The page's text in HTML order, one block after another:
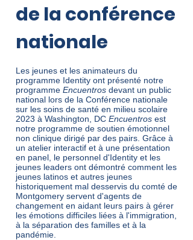
de la conférence
nationale
Les jeunes et les animateurs du
programme Identity ont présenté notre
programme Encuentros devant un public
national lors de la Conférence nationale
sur les soins de santé en milieu scolaire
2023 à Washington, DC Encuentros est
notre programme de soutien émotionnel
non clinique dirigé par des pairs. Grâce à
un atelier interactif et à une présentation
en panel, le personnel d'Identity et les
jeunes leaders ont démontré comment les
jeunes latinos et autres jeunes
historiquement mal desservis du comté de
Montgomery servent d'agents de
changement en aidant leurs pairs à gérer
les émotions difficiles liées à l'immigration,
à la séparation des familles et à la
pandémie.